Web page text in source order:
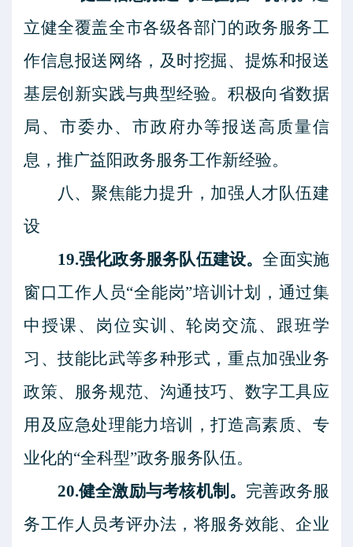
立健全覆盖全市各级各部门的政务服务工
作信息报送网络，及时挖掘、提炼和报送
基层创新实践与典型经验。积极向省数据
局、市委办、市政府办等报送高质量信
息，推广益阳政务服务工作新经验。
八、聚焦能力提升，加强人才队伍建
设
19.强化政务服务队伍建设。全面实施
窗口工作人员“全能岗”培训计划，通过集
中授课、岗位实训、轮岗交流、跟班学
习、技能比武等多种形式，重点加强业务
政策、服务规范、沟通技巧、数字工具应
用及应急处理能力培训，打造高素质、专
业化的“全科型”政务服务队伍。
20.健全激励与考核机制。 完善政务服
务工作人员考评办法，将服务效能、企业